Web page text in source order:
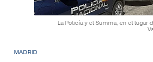
La Policía y el Summa, en el lugar
MADRID